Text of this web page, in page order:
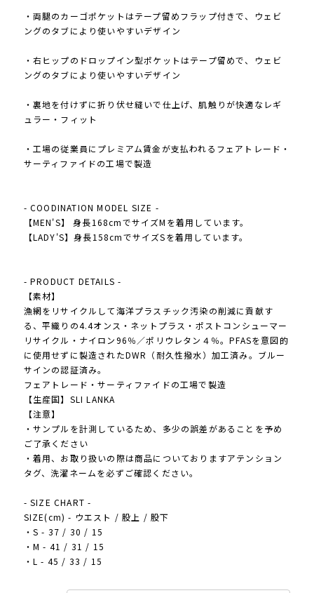
・両腿のカーゴポケットはテープ留めフラップ付きで、ウェビ
ングのタブにより使いやすいデザイン
・右ヒップのドロップイン型ポケットはテープ留めで、ウェビ
ングのタブにより使いやすいデザイン
・裏地を付けずに折り伏せ縫いで仕上げ、肌触りが快適なレギ
ュラー・フィット
・工場の従業員にプレミアム賃金が支払われるフェアトレード・
サーティファイドの工場で製造
- COODINATION MODEL SIZE -
【MEN'S】 身長168cmでサイズMを着用しています。
【LADY'S】身長158cmでサイズSを着用しています。
- PRODUCT DETAILS -
【素材】
漁網をリサイクルして海洋プラスチック汚染の削減に貢献す
る、平織りの4.4オンス・ネットプラス・ポストコンシューマー
リサイクル・ナイロン96％／ポリウレタン４％。PFASを意図的
に使用せずに製造されたDWR（耐久性撥水）加工済み。ブルー
サインの認証済み。
フェアトレード・サーティファイドの工場で製造
【生産国】SLI LANKA
【注意】
・サンプルを計測しているため、多少の誤差があることを予め
ご了承ください
・着用、お取り扱いの際は商品についておりますアテンション
タグ、洗濯ネームを必ずご確認ください。
- SIZE CHART -
SIZE(cm) - ウエスト / 股上 / 股下
・S - 37 / 30 / 15
・M - 41 / 31 / 15
・L - 45 / 33 / 15